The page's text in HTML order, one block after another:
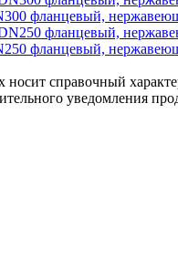
фланцевый,
фланцевый,
справочный
уведомления